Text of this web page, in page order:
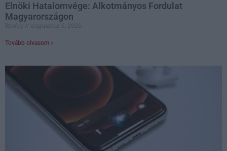
Elnöki Hatalomvége: Alkotmányos Fordulat
Magyarországon
Tovább olvasom »